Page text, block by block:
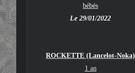
bébés
Le 29/01/2022
ROCKETTE (Lancelot-Noka)
1 an